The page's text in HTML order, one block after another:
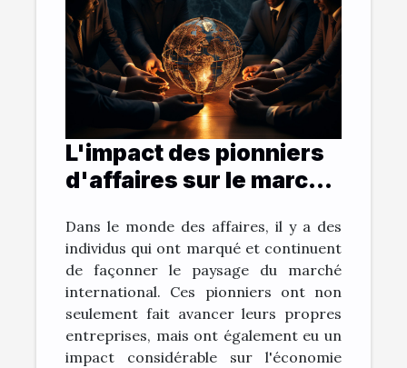
L'impact des pionniers
d'affaires sur le marché
Dans le monde des affaires, il y a des
individus qui ont marqué et continuent
de façonner le paysage du marché
international. Ces pionniers ont non
seulement fait avancer leurs propres
entreprises, mais ont également eu un
impact considérable sur l'économie